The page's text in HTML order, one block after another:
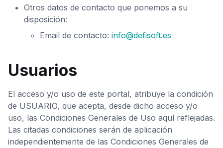
Otros datos de contacto que ponemos a su
disposición:
Email de contacto: info@defisoft.es
Usuarios
El acceso y/o uso de este portal, atribuye la condición
de USUARIO, que acepta, desde dicho acceso y/o
uso, las Condiciones Generales de Uso aquí reflejadas.
Las citadas condiciones serán de aplicación
independientemente de las Condiciones Generales de